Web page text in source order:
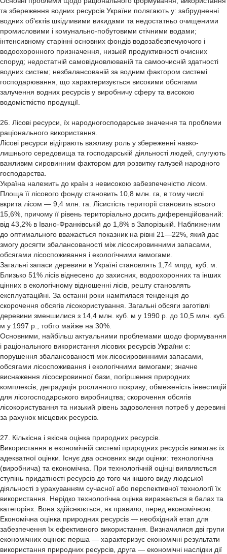
та збереження водних ресурсів України полягають у: забрудненні
водних об'єктів шкідливими викидами та недостатньо очищеними
промисловими і комунально-побутовими стічними водами;
інтенсивному старінні основних фондів водозабезпечуючого і
водоохоронного призначення, низькій продуктивності очисних
споруд; недостатній самовідновлюваній та самоочисній здатності
водних систем; незбалансованій за водним фактором системі
господарювання, що характеризується високими обсягами
залучення водних ресурсів у виробничу сферу та високою
водомісткістю продукції.
26. Лісові ресурси, їх народногосподарське значення та проблеми
раціонального використання.
Лісові ресурси відіграють важливу роль у збереженні навко-
лишнього середовища та господарській діяльності людей, слугують
важливим сировинним фактором для розвитку галузей народного
господарства.
Україна належить до країн з невисокою забезпеченістю лісом.
Площа її лісового фонду становить 10,8 млн. га, в тому числі
вкрита лісом — 9,4 млн. га. Лісистість території становить всього
15,6%, причому її рівень територіально досить диференційований:
від 43,2% в Івано-Франківській до 1,8% в Запорізькій. Наближеним
до оптимального вважається показник на рівні 21—22%, який дає
змогу досягти збалансованості між лісосировинними запасами,
обсягами лісоспоживання і екологічними вимогами.
Загальні запаси деревини в Україні становлять 1,74 млрд. куб. м.
Близько 51% лісів віднесено до захисних, водоохоронних та інших
цінних в екологічному відношенні лісів, решту становлять
експлуатаційні. За останні роки намітилася тенденція до
скорочення обсягів лісокористування. Загальні обсяги заготівлі
деревини зменшилися з 14,4 млн. куб. м у 1990 р. до 10,5 млн. куб.
м у 1997 р., тобто майже на 30%.
Основними, найбільш актуальними проблемами щодо формування
і раціонального використання лісових ресурсів України є:
порушення збалансованості між лісосировинними запасами,
обсягами лісоспоживання і екологічними вимогами; значне
виснаження лісосировинної бази, погіршення природних
комплексів, деградація рослинного покриву; обмеженість інвестицій
для лісогосподарського виробництва; скорочення обсягів
лісокористування та низький рівень задоволення потреб у деревині
за рахунок місцевих ресурсів.
27. Кількісна і якісна оцінка природних ресурсів.
Використання в економічній системі природних ресурсів вимагає їх
адекватної оцінки. Існує два основних види оцінки: технологічна
(виробнича) та економічна. При технологічній оцінці виявляється
ступінь придатності ресурсів до того чи іншого виду людської
діяльності з урахуванням сучасної або перспективної технології їх
використання. Нерідко технологічна оцінка виражається в балах та
категоріях. Вона здійснюється, як правило, перед економічною.
Економічна оцінка природних ресурсів — необхідний етап для
забезпечення їх ефективного використання. Визначилися дві групи
економічних оцінок: перша — характеризує економічні результати
використання природних ресурсів, друга — економічні наслідки дії